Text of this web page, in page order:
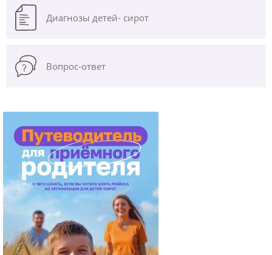
Диагнозы детей- сирот
Вопрос-ответ